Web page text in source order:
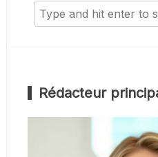
Search
for:
Rédacteur